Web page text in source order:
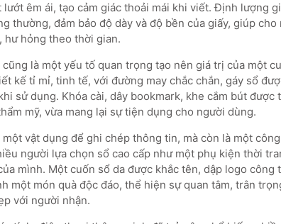
êm ái, tạo cảm giác thoải mái khi viết. Định lượng
thường, đảm bảo độ dày và độ bền của giấy, giúp
hư hỏng theo thời gian.
là một yếu tố quan trọng tạo nên giá trị của một
kế tỉ mỉ, tinh tế, với đường may chắc chắn, gáy sổ
sử dụng. Khóa cài, dây bookmark, khe cắm bút được
mỹ, vừa mang lại sự tiện dụng cho người dùng.
vật dụng để ghi chép thông tin, mà còn là một
người lựa chọn sổ cao cấp như một phụ kiện thời
mình. Một cuốn sổ da được khắc tên, dập logo công
một món quà độc đáo, thể hiện sự quan tâm, trân
với người nhận.